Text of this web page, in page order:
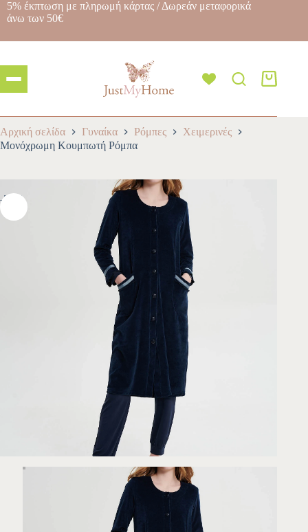
5% έκπτωση με πληρωμή κάρτας / Δωρεάν μεταφορικά
άνω των 50€
Αρχική σελίδα Γυναίκα Ρόμπες
Χειμερινές
Μονόχρωμη Κουμπωτή Ρόμπα
-30%